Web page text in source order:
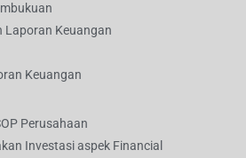
Laporan Keuangan
Keuangan
Perusahaan
Investasi aspek Financial